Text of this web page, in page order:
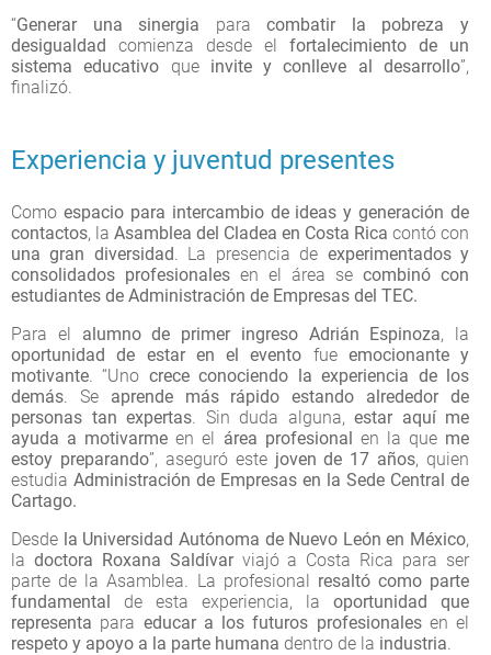
“Generar una sinergia paracombatir la pobreza y
desigualdad comienza desde el fortalecimiento de un
sistema educativo que invite y conlleve al desarrollo”,
finalizó.
Experiencia y juventud presentes
Como espacio para intercambio de ideas y generación de
contactos, la Asamblea del Cladea en Costa Rica contó con
una gran diversidad . La presencia de experimentados y
consolidados profesionales en el área se combinó con
estudiantes de Administración de Empresas del TEC.
Para el alumno de primer ingreso Adrián Espinoza, la
oportunidad de estar en el evento fue emocionante y
motivante . “Uno crece conociendo la experiencia de los
demás . Se aprende más rápido estando alrededor de
personas tan expertas . Sin duda alguna, estar aquí me
ayuda a motivarme en el área profesional en la que me
estoy preparando”, aseguró estejoven de 17 años, quien
estudia Administración de Empresas en la Sede Central de
Cartago.
Desde la Universidad Autónoma de Nuevo León en México,
la doctora Roxana Saldívar viajó a Costa Rica para ser
parte de la Asamblea. La profesional resaltó como parte
fundamental de esta experiencia, la oportunidad que
representa para educar a los futuros profesionalesen el
respeto y apoyo a la parte humana dentro de la industria